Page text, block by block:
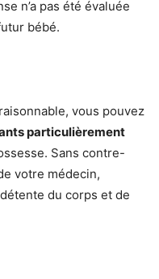
n’a pas été évaluée
bébé.
vous pouvez
particulièrement
Sans contre-
votre médecin,
du corps et de